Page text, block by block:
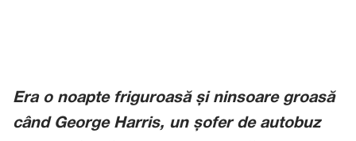
Era o noapte friguroasă și ninsoare groasă
când George Harris, un șofer de autobuz